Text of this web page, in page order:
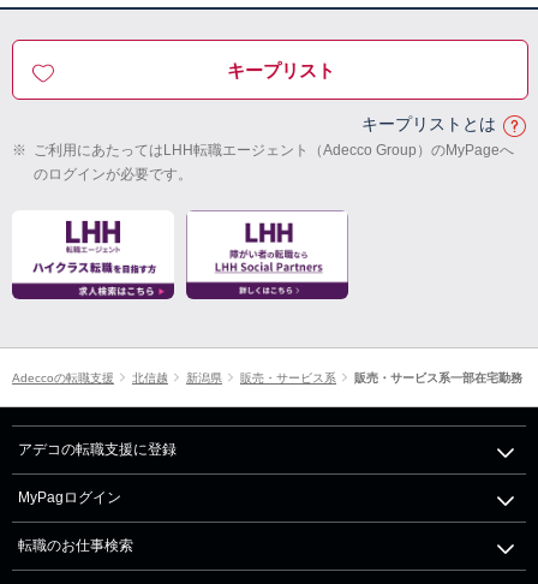
キープリスト
キープリストとは
※ ご利用にあたってはLHH転職エージェント（Adecco Group）のMyPageへ
のログインが必要です。
Adeccoの転職支援 北信越 新潟県 販売・サービス系 販売・サービス系一部在宅勤務
アデコの転職支援に登録
MyPagログイン
転職のお仕事検索